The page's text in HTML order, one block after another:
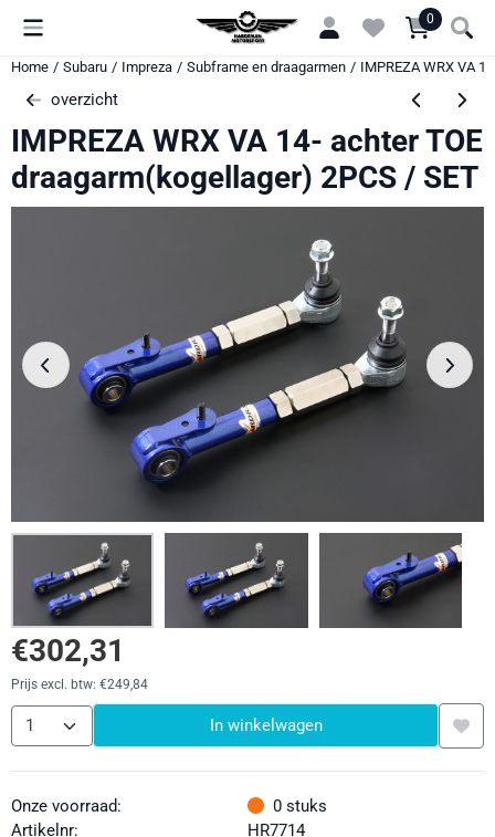
Cookievoorkeuren zijn momenteel gesloten. 0
Home / Subaru / Impreza / Subframe en draagarmen / IMPREZA WRX VA
overzicht
IMPREZA WRX VA 14- achter TOE
draagarm(kogellager) 2PCS / SET
€302,31
Prijs excl. btw: €249,84
Aantal In winkelwagen
Onze voorraad: 0 stuks
Artikelnr:
HR7714